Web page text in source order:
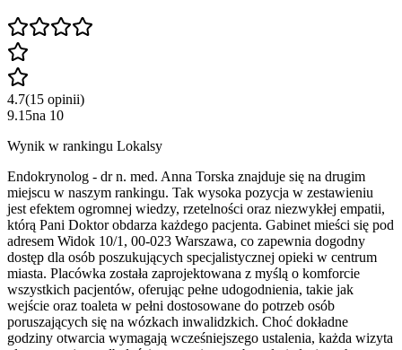
4.7(15 opinii)
9.15na 10
Wynik w rankingu Lokalsy
Endokrynolog - dr n. med. Anna Torska znajduje się na drugim
miejscu w naszym rankingu. Tak wysoka pozycja w zestawieniu
jest efektem ogromnej wiedzy, rzetelności oraz niezwykłej empatii,
którą Pani Doktor obdarza każdego pacjenta. Gabinet mieści się pod
adresem Widok 10/1, 00-023 Warszawa, co zapewnia dogodny
dostęp dla osób poszukujących specjalistycznej opieki w centrum
miasta. Placówka została zaprojektowana z myślą o komforcie
wszystkich pacjentów, oferując pełne udogodnienia, takie jak
wejście oraz toaleta w pełni dostosowane do potrzeb osób
poruszających się na wózkach inwalidzkich. Choć dokładne
godziny otwarcia wymagają wcześniejszego ustalenia, każda wizyta